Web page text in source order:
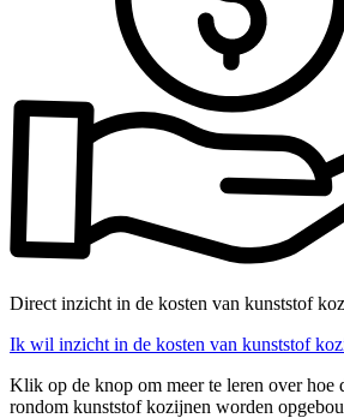
Direct inzicht in de kosten van kunststof
Ik wil inzicht in de kosten van kunststof
Klik op de knop om meer te leren over hoe
rondom kunststof kozijnen worden